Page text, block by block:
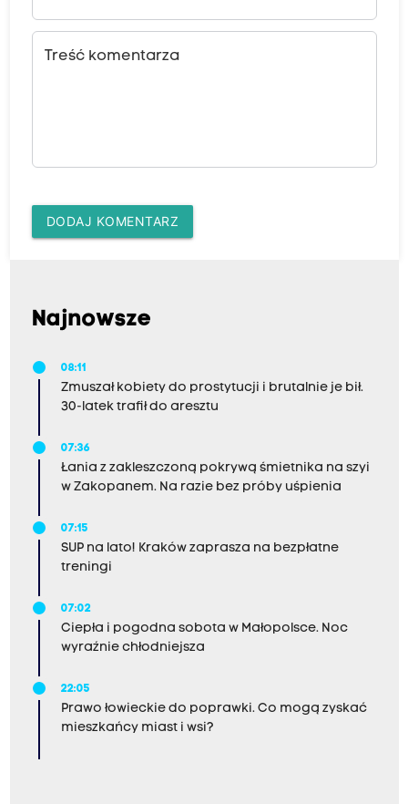
Treść komentarza
DODAJ KOMENTARZ
Najnowsze
08:11
Zmuszał kobiety do prostytucji i brutalnie je bił.
30-latek trafił do aresztu
07:36
Łania z zakleszczoną pokrywą śmietnika na szyi
w Zakopanem. Na razie bez próby uśpienia
07:15
SUP na lato! Kraków zaprasza na bezpłatne
treningi
07:02
Ciepła i pogodna sobota w Małopolsce. Noc
wyraźnie chłodniejsza
22:05
Prawo łowieckie do poprawki. Co mogą zyskać
mieszkańcy miast i wsi?